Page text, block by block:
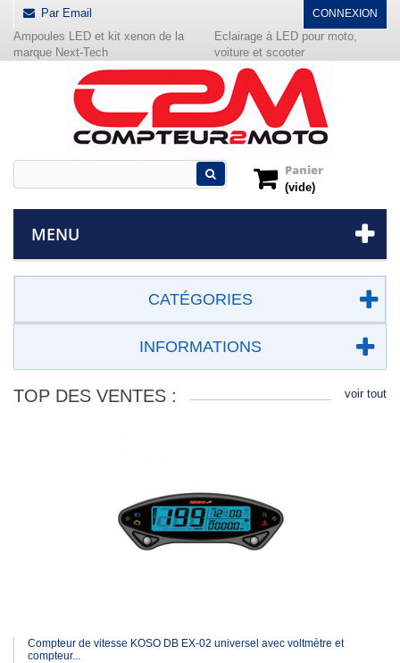
CONNEXION
Par Email
Ampoules LED et kit xenon de la
marque Next-Tech
Eclairage à LED pour moto,
voiture et scooter
Panier
(vide)
MENU
CATÉGORIES
INFORMATIONS
TOP DES VENTES : voir tout
Compteur de vitesse KOSO DB EX-02 universel avec voltmètre et
compteur...